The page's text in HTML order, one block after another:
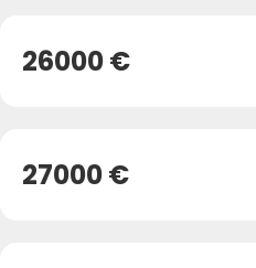
26000 €
27000 €